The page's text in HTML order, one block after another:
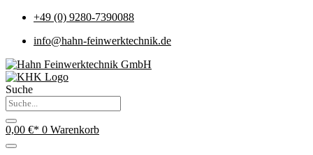
+49 (0) 9280-7390088
info@hahn-feinwerktechnik.de
Suche
0,00 € 0 Warenkorb